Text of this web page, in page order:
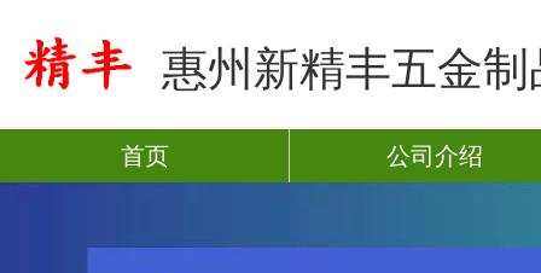
惠州新精丰五金
首页 公司介绍